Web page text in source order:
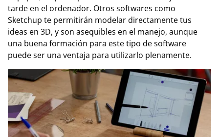
tarde en el ordenador. Otros softwares como
Sketchup te permitirán modelar directamente tus
ideas en 3D, y son asequibles en el manejo, aunque
una buena formación para este tipo de software
puede ser una ventaja para utilizarlo plenamente.